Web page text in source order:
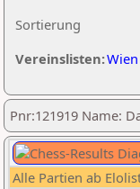
Sortierung
Vereinslisten:Wien
Pnr:121919 Name:
Alle Partien ab